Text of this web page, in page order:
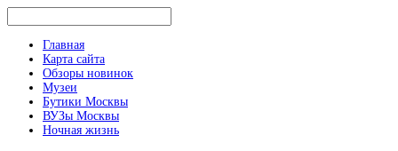
Главная
Карта сайта
Обзоры новинок
Музеи
Бутики Москвы
ВУЗы Москвы
Ночная жизнь